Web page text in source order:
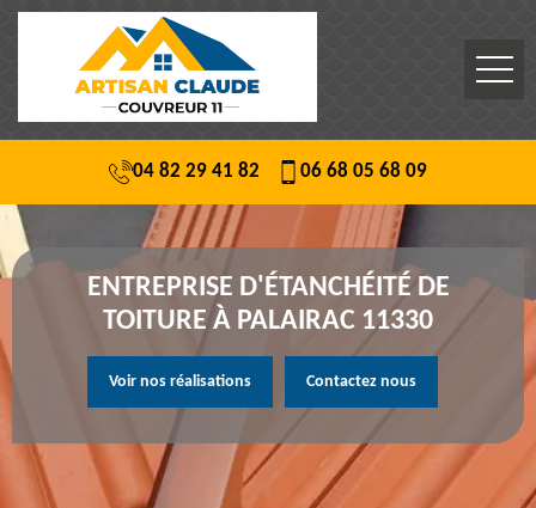
04 82 29 41 82 06 68 05 68 09
ENTREPRISE D'ÉTANCHÉITÉ DE
TOITURE À PALAIRAC 11330
Voir nos réalisations Contactez nous